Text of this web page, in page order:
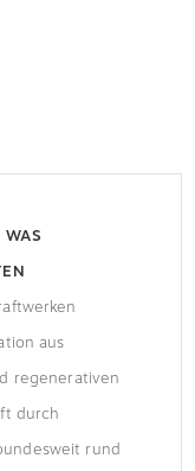
aus
regenerativen
durch
rund